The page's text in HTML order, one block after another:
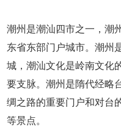
潮州是潮汕四市之一，潮
东省东部门户城市。潮州
城，潮汕文化是岭南文化
要支脉。潮州是隋代经略
绸之路的重要门户和对台
等景点。